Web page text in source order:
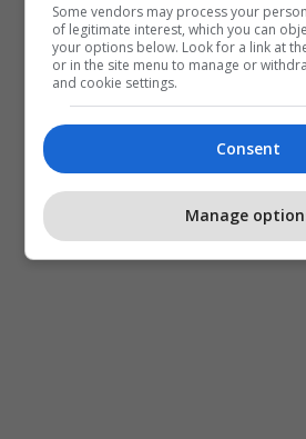
Some vendors may process your
of legitimate interest, which you can
your options below. Look for a link at
or in the site menu to manage or
and cookie settings.
Consent
Manage